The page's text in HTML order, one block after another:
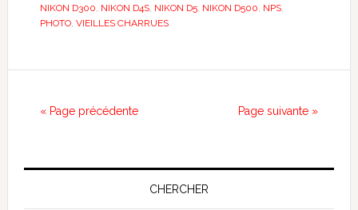
NIKON D300 NIKON D4S, NIKON D5, NIKON D500 NPS,
PHOTO, VIEILLES CHARRUES
« Page précédente Page suivante »
CHERCHER